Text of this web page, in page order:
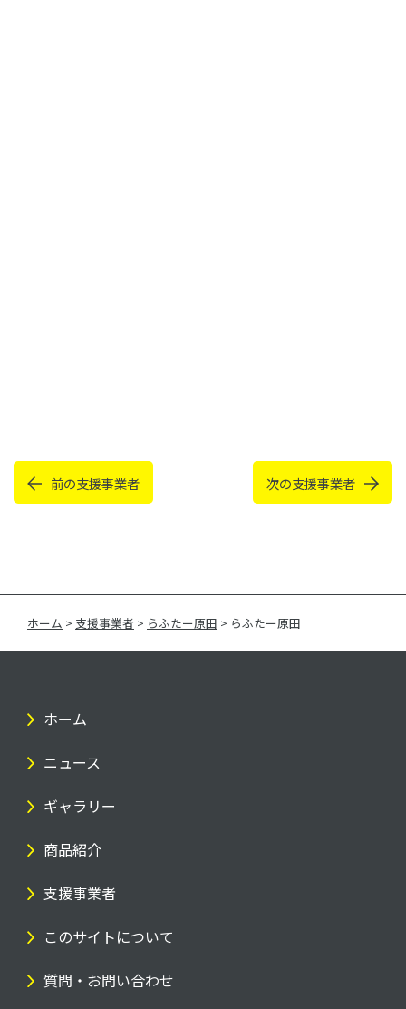
前の支援事業者 次の支援事業者
ホーム > 支援事業者 > らふたー原田 > らふたー原田
ホーム
ニュース
ギャラリー
商品紹介
支援事業者
このサイトについて
質問・お問い合わせ